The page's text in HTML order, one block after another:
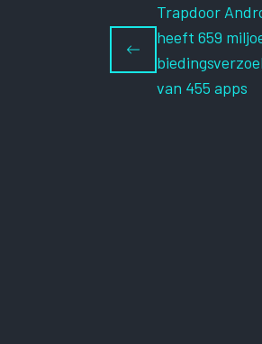
Trapdoor
heeft 659
van 455 apps